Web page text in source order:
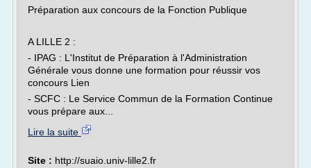
Préparation aux concours de la Fonction Publique
A LILLE 2 :
- IPAG : L'Institut de Préparation à l'Administration
Générale vous donne une formation pour réussir vos
concours Lien
- SCFC : Le Service Commun de la Formation Continue
vous prépare aux...
Lire la suite
Site : http://suaio.univ-lille2.fr